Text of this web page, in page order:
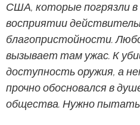
США, которые погрязли в
восприятии
благопристойности.
вызывает там ужас. К
доступность оружия, а
прочно обосновался в
общества. Нужно